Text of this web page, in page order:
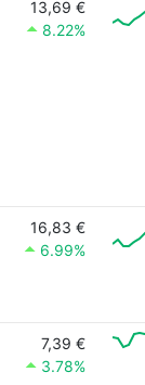
13,69 €
8.22%
16,83 €
6.99%
7,39 €
3.78%